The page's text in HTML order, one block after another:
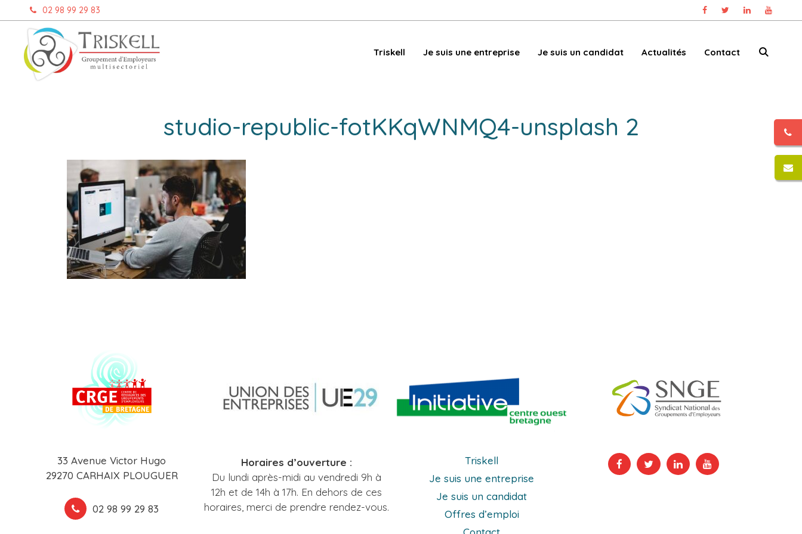
au
contenu
02 98 99 29 83
Triskell Je suis une entreprise Je suis un candidat Actualités Contact
studio-republic-fotKKqWNMQ4-unsplash 2
33 Avenue Victor Hugo
29270 CARHAIX PLOUGUER
02 98 99 29 83
Horaires d’ouverture :
Du lundi après-midi au vendredi 9h à
12h et de 14h à 17h. En dehors de ces
horaires, merci de prendre rendez-vous.
Triskell
Je suis une entreprise
Je suis un candidat
Offres d’emploi